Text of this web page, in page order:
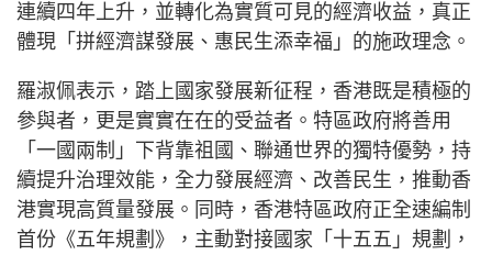
連續四年上升，並轉化為實質可見的經濟收益，真正
體現「拼經濟謀發展、惠民生添幸福」的施政理念。
羅淑佩表示，踏上國家發展新征程，香港既是積極的
參與者，更是實實在在的受益者。特區政府將善用
「一國兩制」下背靠祖國、聯通世界的獨特優勢，持
續提升治理效能，全力發展經濟、改善民生，推動香
港實現高質量發展。同時，香港特區政府正全速編制
首份《五年規劃》，主動對接國家「十五五」規劃，